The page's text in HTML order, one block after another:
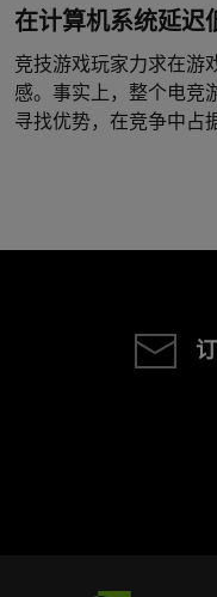
在计算机系统延迟
竞技游戏玩家力求在游
感。事实上，整个电竞
寻找优势，在竞争中占